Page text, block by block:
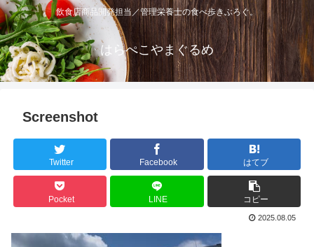
飲食店商品開発担当／管理栄養士の食べ歩きぶろぐ。
はらぺこやまぐるめ
Screenshot
Twitter Facebook はてブ
Pocket LINE コピー
2025.08.05